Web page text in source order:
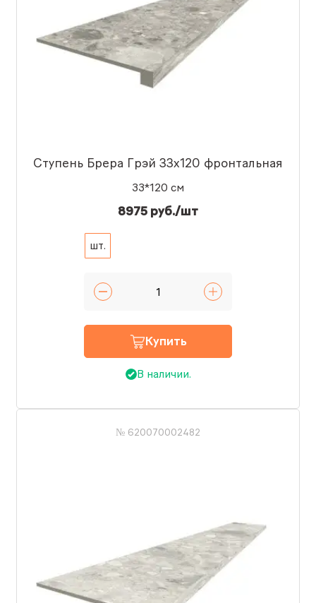
Ступень Брера Грэй 33x120 фронтальная
33*120 см
8975 руб./шт
шт.
Купить
В наличии.
№ 620070002482